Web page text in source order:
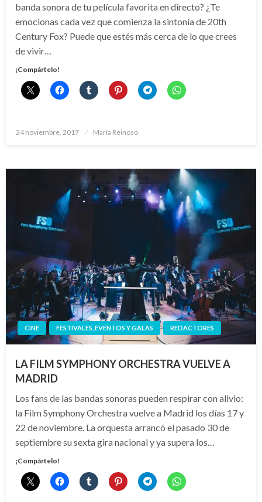
banda sonora de tu película favorita en directo? ¿Te
emocionas cada vez que comienza la sintonía de 20th
Century Fox? Puede que estés más cerca de lo que crees
de vivir…
¡Compártelo!
Publicado
24 noviembre, 2017 María Reinoso
CINE FESTIVALES, EVENTOS Y GALAS REDACTORES
LA FILM SYMPHONY ORCHESTRA VUELVE A
MADRID
Los fans de las bandas sonoras pueden respirar con alivio:
la Film Symphony Orchestra vuelve a Madrid los días 17 y
22 de noviembre. La orquesta arrancó el pasado 30 de
septiembre su sexta gira nacional y ya supera los…
¡Compártelo!